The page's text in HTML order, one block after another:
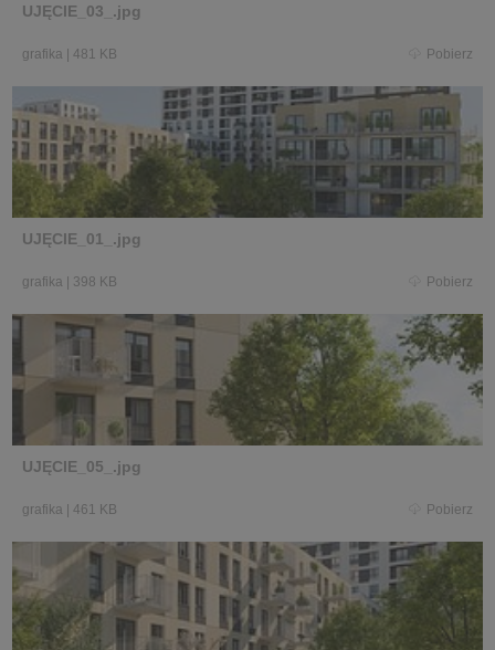
UJĘCIE_03_.jpg
grafika | 481 KB Pobierz
UJĘCIE_01_.jpg
grafika | 398 KB Pobierz
UJĘCIE_05_.jpg
grafika | 461 KB Pobierz